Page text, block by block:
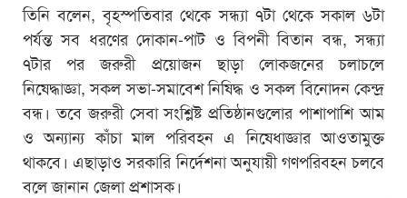
তিনি বলেন, বৃহস্পতিবার থেকে সন্ধ্যা ৭টা থেকে সকাল ৬টা
পর্যন্ত সব ধরণের দোকান-পাট ও বিপনী বিতান বন্ধ, সন্ধ্যা
৭টার পর জরুরী প্রয়োজন ছাড়া লোকজনের চলাচলে
নিষেদ্ধাজ্ঞা, সকল সভা-সমাবেশ নিষিদ্ধ ও সকল বিনোদন কেন্দ্র
বন্ধ। তবে জরুরী সেবা সংশ্লিষ্ট প্রতিষ্ঠানগুলোর পাশাপাশি আম
ও অন্যান্য কাঁচা মাল পরিবহন এ নিষেধাজ্ঞার আওতামুক্ত
থাকবে। এছাড়াও সরকারি নির্দেশনা অনুযায়ী গণপরিবহন চলবে
বলে জানান জেলা প্রশাসক।